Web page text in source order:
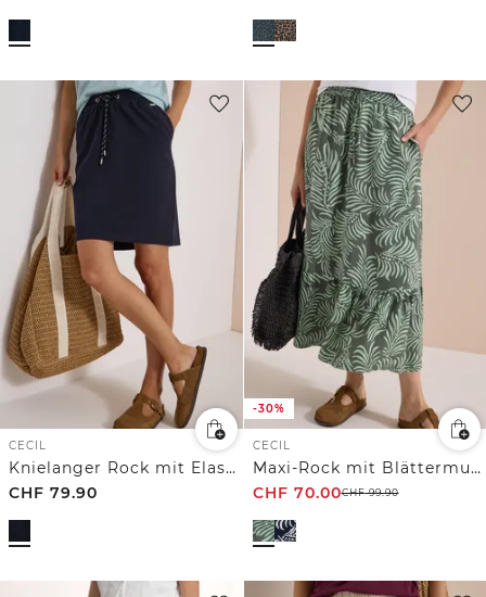
CECIL
Knielanger Rock mit Elastikbund
CHF 79.90
-30%
CECIL
Maxi-Rock mit Blättermuster
CHF 70.00CHF99.90